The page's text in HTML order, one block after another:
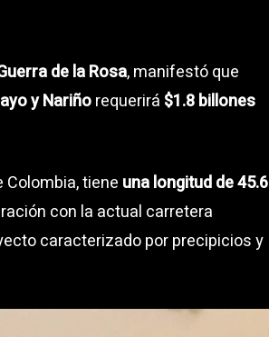
de la Rosa, manifestó que
y Nariñorequerirá $1.8 billones
tiene una longitud de 45.6
con la actual carretera
caracterizado por precipicios y